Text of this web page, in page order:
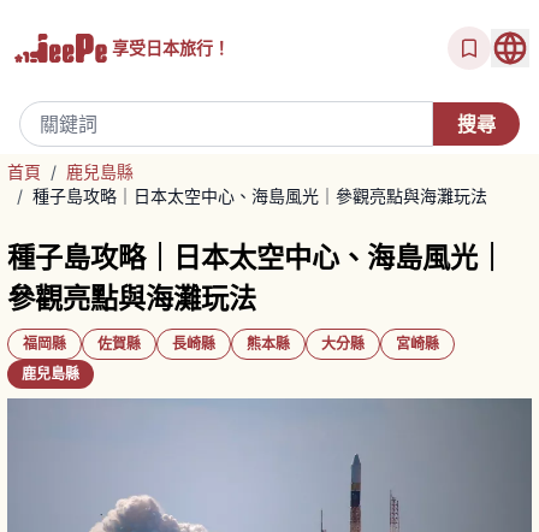
享受日本旅行！
首頁 / 鹿兒島縣
/ 種子島攻略｜日本太空中心、海島風光｜參觀亮點與海灘玩法
種子島攻略｜日本太空中心、海島風光｜
參觀亮點與海灘玩法
福岡縣 佐賀縣 長崎縣 熊本縣 大分縣
宮崎縣
鹿兒島縣